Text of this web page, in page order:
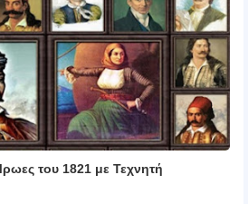
του 1821 με Τεχνητή